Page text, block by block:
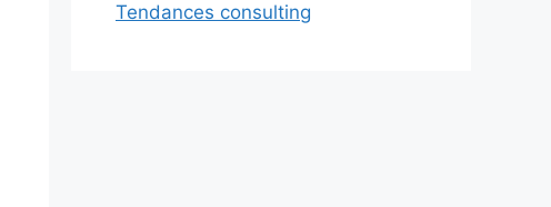
Tendances consulting